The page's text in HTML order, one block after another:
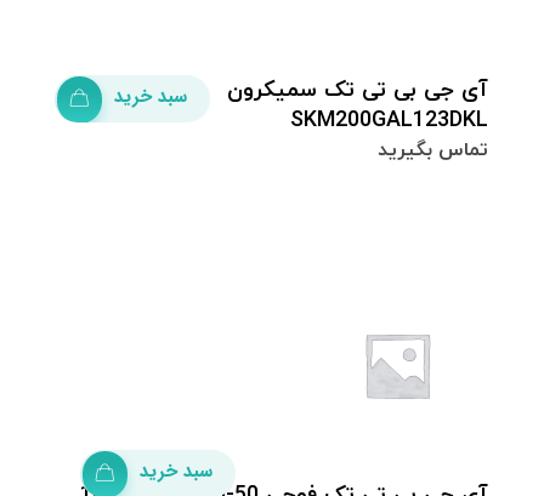
آى جى بى تى تک سمیکرون
SKM200GAL123DKL
تماس بگیرید
سبد خرید
سبد خرید